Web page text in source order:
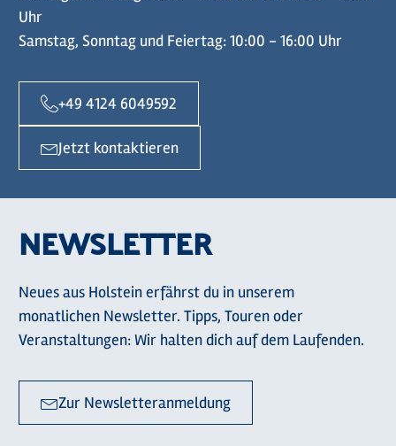
Uhr
Samstag, Sonntag und Feiertag: 10:00 - 16:00 Uhr
+49 4124 6049592
Jetzt kontaktieren
NEWSLETTER
Neues aus Holstein erfährst du in unserem
monatlichen Newsletter. Tipps, Touren oder
Veranstaltungen: Wir halten dich auf dem Laufenden.
Zur Newsletteranmeldung